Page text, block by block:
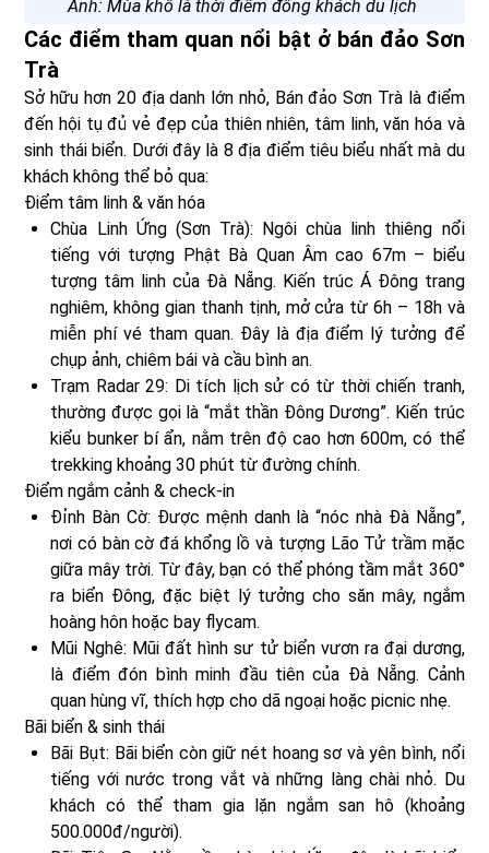
Ảnh: Mùa khô là thời điểm đông khách du lịch
Các điểm tham quan nổi bật ở bán đảo Sơn
Trà
Sở hữu hơn 20 địa danh lớn nhỏ, Bán đảo Sơn Trà là điểm
đến hội tụ đủ vẻ đẹp của thiên nhiên, tâm linh, văn hóa và
sinh thái biển. Dưới đây là 8 địa điểm tiêu biểu nhất mà du
khách không thể bỏ qua:
Điểm tâm linh & văn hóa
Chùa Linh Ứng (Sơn Trà): Ngôi chùa linh thiêng nổi
tiếng với tượng Phật Bà Quan Âm cao 67m – biểu
tượng tâm linh của Đà Nẵng. Kiến trúc Á Đông trang
nghiêm, không gian thanh tịnh, mở cửa từ 6h – 18h và
miễn phí vé tham quan. Đây là địa điểm lý tưởng để
chụp ảnh, chiêm bái và cầu bình an.
Trạm Radar 29: Di tích lịch sử có từ thời chiến tranh,
thường được gọi là “mắt thần Đông Dương”. Kiến trúc
kiểu bunker bí ẩn, nằm trên độ cao hơn 600m, có thể
trekking khoảng 30 phút từ đường chính.
Điểm ngắm cảnh & check-in
Đỉnh Bàn Cờ: Được mệnh danh là “nóc nhà Đà Nẵng”,
nơi có bàn cờ đá khổng lồ và tượng Lão Tử trầm mặc
giữa mây trời. Từ đây, bạn có thể phóng tầm mắt 360°
ra biển Đông, đặc biệt lý tưởng cho săn mây, ngắm
hoàng hôn hoặc bay flycam.
Mũi Nghê: Mũi đất hình sư tử biển vươn ra đại dương,
là điểm đón bình minh đầu tiên của Đà Nẵng. Cảnh
quan hùng vĩ, thích hợp cho dã ngoại hoặc picnic nhẹ.
Bãi biển & sinh thái
Bãi Bụt: Bãi biển còn giữ nét hoang sơ và yên bình, nổi
tiếng với nước trong vắt và những làng chài nhỏ. Du
khách có thể tham gia lặn ngắm san hô (khoảng
500.000đ/người).